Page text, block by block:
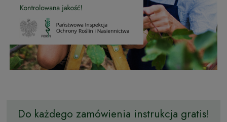
Do każdego zamówienia instrukcja gratis!